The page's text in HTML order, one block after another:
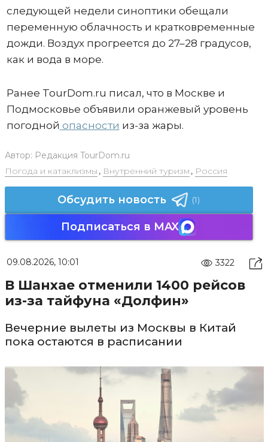
следующей недели синоптики обещали
переменную облачность и кратковременные
дожди. Воздух прогреется до 27–28 градусов,
как и вода в море.
Ранее TourDom.ru писал, что в Москве и
Подмосковье объявили оранжевый уровень
погодной опасности из-за жары.
Автор: Редакция TourDom.ru
Погода и катаклизмы , Внутренний туризм , Россия
Обсудить новость (1)
Подписаться в MAX
09.08.2026, 10:01 3322
В Шанхае отменили 1400 рейсов
из-за тайфуна «Долфин»
Вечерние вылеты из Москвы в Китай
пока остаются в расписании